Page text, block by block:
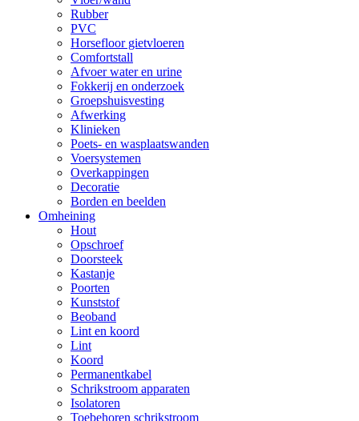
Rubber
PVC
Horsefloor gietvloeren
Comfortstall
Afvoer water en urine
Fokkerij en onderzoek
Groepshuisvesting
Afwerking
Klinieken
Poets- en wasplaatswanden
Voersystemen
Overkappingen
Decoratie
Borden en beelden
Omheining
Hout
Opschroef
Doorsteek
Kastanje
Poorten
Kunststof
Beoband
Lint en koord
Lint
Koord
Permanentkabel
Schrikstroom apparaten
Isolatoren
Toebehoren schrikstroom